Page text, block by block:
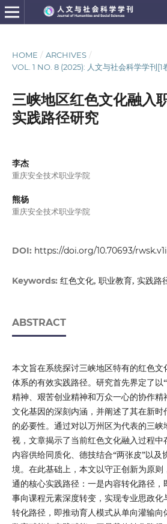
HOME / ARCHIVES /
VOL. 1 NO. 8 (2025): 人文与社会科学学刊[1
三峡地区红色文化融入
实践路径研究
李杰
重庆安全技术职业学院
熊杨
重庆安全技术职业学院
DOI: https://doi.org/10.70693/
Keywords: 红色文化, 职业教育, 实践路
ABSTRACT
本文旨在系统探讨三峡地区特有的红色
体系的有效实践路径。研究首先界定了以
精神、艰苦创业精神和万众一心的协作
文化基因的深刻内涵，并阐述了其在新
的必要性。通过对以万州区为代表的三
视，文章揭示了当前红色文化融入过程中
内容供给同质化、德技结合“两张皮”以及
境。在此基础上，本文以守正创新为原
通的核心实践路径：一是内容转化路径
事向课程元素深度转变，实现专业思政
转化路径，即推动育人模式从单向灌输